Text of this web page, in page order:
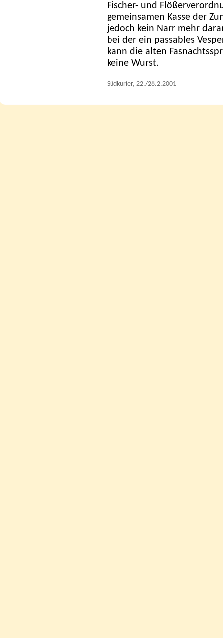
Fischer- und
gemeinsamen Kasse der
jedoch kein Narr mehr
bei der ein passables
kann die alten
keine Wurst.
Südkurier, 22./28.2.2001